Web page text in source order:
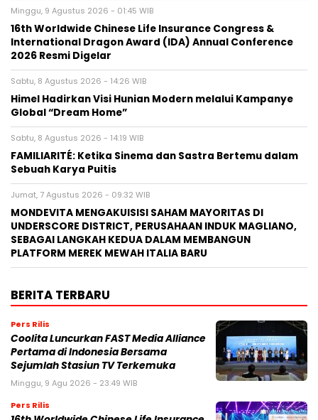
Pers Rilis
16th Worldwide Chinese Life Insurance
Congress & International Dragon
Award (IDA) Annual Conference 2026
Resmi Digelar
Minggu, 9 Agu 2026 - 01:45 WIB
Pers Rilis
Himel Hadirkan Visi Hunian Modern
melalui Kampanye Global “Dream
Home”
Sabtu, 8 Agu 2026 - 14:26 WIB
Pers Rilis
Bertemu dalam Sebuah Karya Puitis
Sabtu, 8 Agu 2026 - 14:19 WIB
Pers Rilis
MAYORITAS DI UNDERSCORE DISTRICT,
PERUSAHAAN INDUK MAGLIANO,
SEBAGAI LANGKAH KEDUA DALAM
MEMBANGUN PLATFORM MEREK MEWAH ITALIA BARU
Jumat, 7 Agu 2026 - 09:32 WIB
NASIONAL